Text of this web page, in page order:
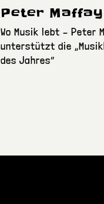
Peter Maffay
Wo Musik lebt – Peter
unterstützt die
des Jahres“